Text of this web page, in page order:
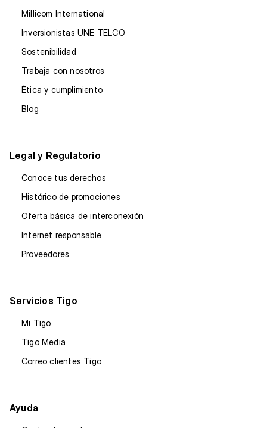
Millicom International
Inversionistas UNE TELCO
Sostenibilidad
Trabaja con nosotros
Ética y cumplimiento
Blog
Legal y Regulatorio
Conoce tus derechos
Histórico de promociones
Oferta básica de interconexión
Internet responsable
Proveedores
Servicios Tigo
Mi Tigo
Tigo Media
Correo clientes Tigo
Ayuda